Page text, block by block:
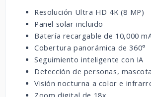
Resolución Ultra HD 4K (8 MP)
Panel solar incluido
Batería recargable de 10,000
Cobertura panorámica de 360°
Seguimiento inteligente con IA
Detección de personas,
Visión nocturna a color e
Zoom digital de 18x